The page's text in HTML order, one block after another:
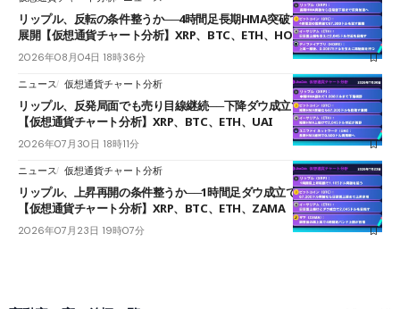
リップル、反転の条件整うか──4時間足長期HMA突破で雲下端を目指す
展開【仮想通貨チャート分析】XRP、BTC、ETH、HOME
2026年08月04日 18時36分
ニュース 仮想通貨チャート分析
リップル、反発局面でも売り目線継続──下降ダウ成立で下値追う展開
【仮想通貨チャート分析】XRP、BTC、ETH、UAI
2026年07月30日 18時11分
ニュース 仮想通貨チャート分析
リップル、上昇再開の条件整うか──1時間足ダウ成立で1.185ドルを狙う
【仮想通貨チャート分析】XRP、BTC、ETH、ZAMA
2026年07月23日 19時07分